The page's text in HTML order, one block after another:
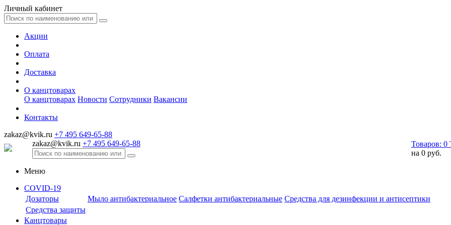
Личный кабинет
Акции
Оплата
Доставка
О канцтоварах
О канцтоварах Новости Сотрудники Вакансии
Контакты
zakaz@kvik.ru +7 495 649-65-88
zakaz@kvik.ru +7 495 649-65-88 Товаров: 0
на 0 руб.
Меню
COVID-19
Дозаторы
Мыло антибактериальное Салфетки антибактериальные Средства для дезинфекции и антисептики
Средства защиты
Канцтовары